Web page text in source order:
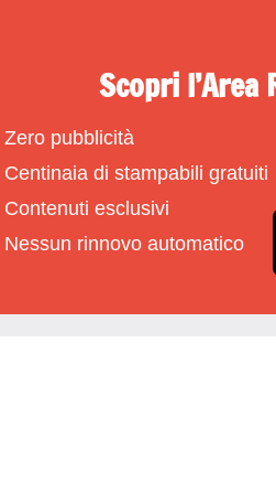
Scopri l’Area
Zero pubblicità
Centinaia di stampabili gratuiti
Contenuti esclusivi
Nessun rinnovo automatico